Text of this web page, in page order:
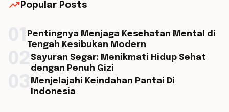
trending_up Popular Posts
Pentingnya Menjaga Kesehatan Mental di
Tengah Kesibukan Modern
Sayuran Segar: Menikmati Hidup Sehat
dengan Penuh Gizi
Menjelajahi Keindahan Pantai Di
Indonesia